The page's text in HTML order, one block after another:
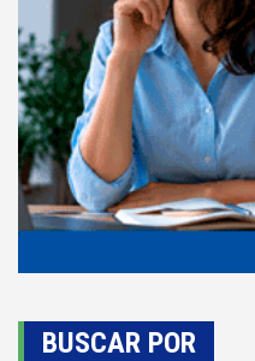
BUSCAR POR